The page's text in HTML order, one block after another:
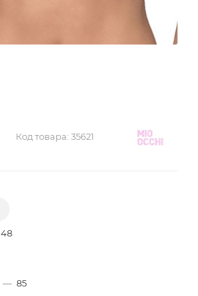
Код товара: 35621
48
— 85